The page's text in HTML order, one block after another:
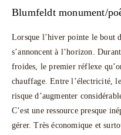
Blumfeldt monument/
Lorsque l’hiver pointe le bout
s’annoncent à l’horizon.
froides, le premier réflexe
chauffage. Entre l’électricité,
risque d’augmenter
C’est une ressource presque
gérer. Très économique et